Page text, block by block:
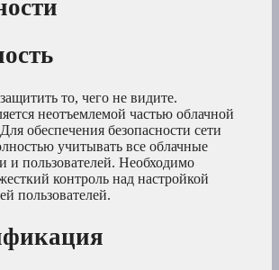
то, чего не видите.
неотъемлемой частью облачной
обеспечения безопасности сети
учитывать все облачные
и пользователей. Необходимо
контроль над настройкой
пользователей.